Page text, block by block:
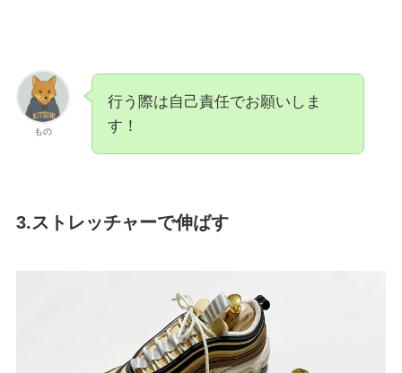
もの
行う際は自己責任でお願いしま
す！
3.ストレッチャーで伸ばす